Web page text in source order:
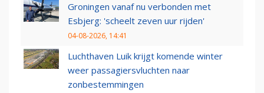
Groningen vanaf nu verbonden met
Esbjerg: 'scheelt zeven uur rijden'
04-08-2026, 14:41
Luchthaven Luik krijgt komende winter
weer passagiersvluchten naar
zonbestemmingen